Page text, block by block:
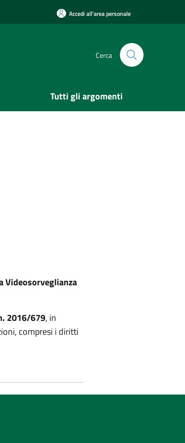
Accedi all'area personale
Cerca
Tutti gli argomenti
Videosorveglianza
2016/679, in
compresi i diritti